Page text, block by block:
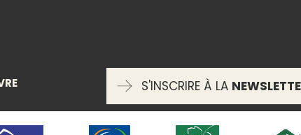
S'INSCRIRE À LA